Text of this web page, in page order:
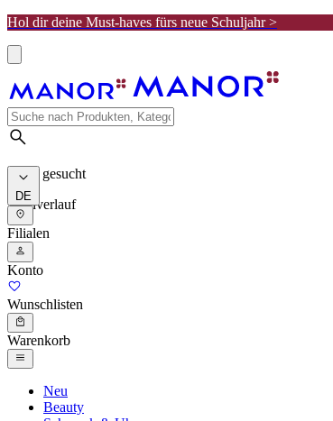
Hol dir deine Must-haves fürs neue Schuljahr >
Meist gesucht
Suchverlauf
DE
Filialen
Konto
Wunschlisten
Warenkorb
Neu
Beauty